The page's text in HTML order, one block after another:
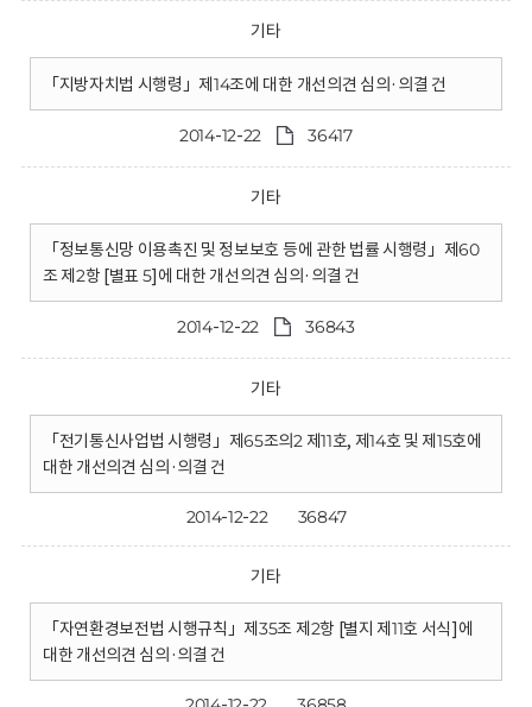
기타
「지방자치법 시행령」제14조에 대한 개선의견 심의·의결 건
2014-12-22 36417
기타
「정보통신망 이용촉진 및 정보보호 등에 관한 법률 시행령」제60
조 제2항 [별표 5]에 대한 개선의견 심의·의결 건
2014-12-22 36843
기타
「전기통신사업법 시행령」제65조의2 제11호, 제14호 및 제15호에
대한 개선의견 심의·의결 건
2014-12-22 36847
기타
「자연환경보전법 시행규칙」제35조 제2항 [별지 제11호 서식]에
대한 개선의견 심의·의결 건